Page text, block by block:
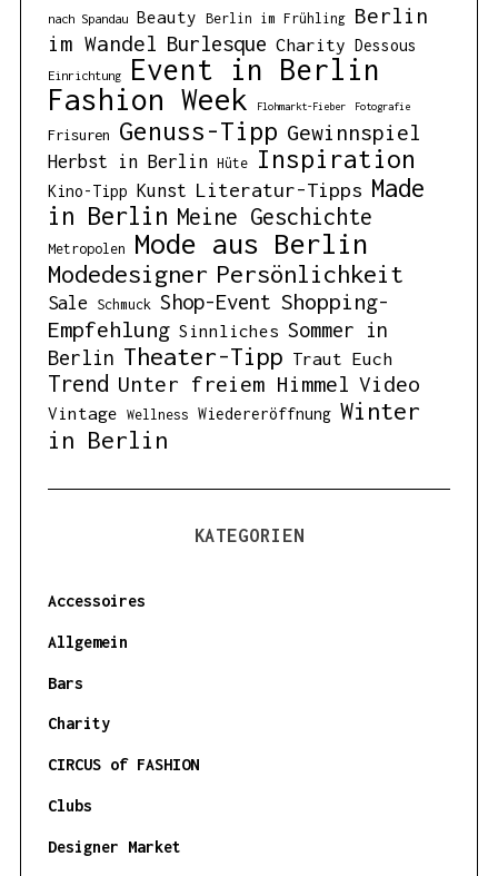
nach Spandau
Beauty Berlin im Frühling
Berlin
im Wandel Burlesque Charity Dessous
Einrichtung
Event in Berlin
Fashion Week
Flohmarkt-Fieber Fotografie
Frisuren Genuss-Tipp Gewinnspiel
Herbst in Berlin Hüte Inspiration
Kino-Tipp Kunst Literatur-Tipps Made
in Berlin Meine Geschichte
Metropolen Mode aus Berlin
Modedesigner Persönlichkeit
Sale Schmuck Shop-Event Shopping-
Empfehlung Sinnliches Sommer in
Berlin Theater-Tipp Traut Euch
Trend Unter freiem Himmel Video
Vintage Wellness Wiedereröffnung Winter
in Berlin
KATEGORIEN
Accessoires
Allgemein
Bars
Charity
CIRCUS of FASHION
Clubs
Designer Market